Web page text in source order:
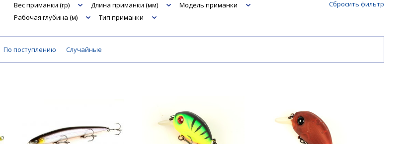
Вес приманки (гр) Длина приманки (мм)
Модель приманки
Рабочая глубина (м)
Тип приманки
Сбросить фильтр
По поступлению Случайные